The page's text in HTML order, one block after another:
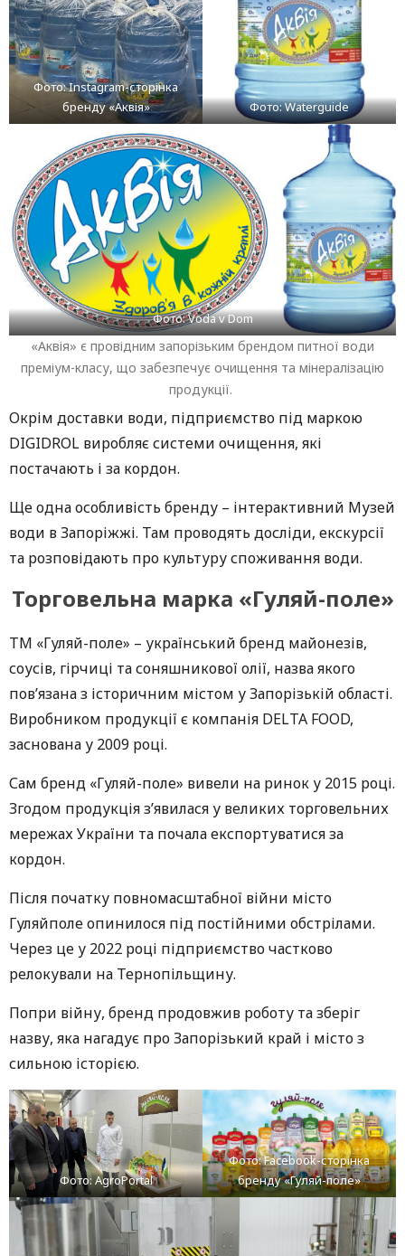
Фото: Instagram-сторінка
бренду «Аквія»
Фото: Waterguide
Фото: Voda v Dom
«Аквія» є провідним запорізьким брендом питної води
преміум-класу, що забезпечує очищення та мінералізацію
продукції.
Окрім доставки води, підприємство під маркою
DIGIDROL виробляє системи очищення, які
постачають і за кордон.
Ще одна особливість бренду – інтерактивний Музей
води в Запоріжжі. Там проводять досліди, екскурсії
та розповідають про культуру споживання води.
Торговельна марка «Гуляй-поле»
ТМ «Гуляй-поле» – український бренд майонезів,
соусів, гірчиці та соняшникової олії, назва якого
пов’язана з історичним містом у Запорізькій області.
Виробником продукції є компанія DELTA FOOD,
заснована у 2009 році.
Сам бренд «Гуляй-поле» вивели на ринок у 2015 році.
Згодом продукція з’явилася у великих торговельних
мережах України та почала експортуватися за
кордон.
Після початку повномасштабної війни місто
Гуляйполе опинилося під постійними обстрілами.
Через це у 2022 році підприємство частково
релокували на Тернопільщину.
Попри війну, бренд продовжив роботу та зберіг
назву, яка нагадує про Запорізький край і місто з
сильною історією.
Фото: AgroPortal
Фото: Facebook-сторінка
бренду «Гуляй-поле»